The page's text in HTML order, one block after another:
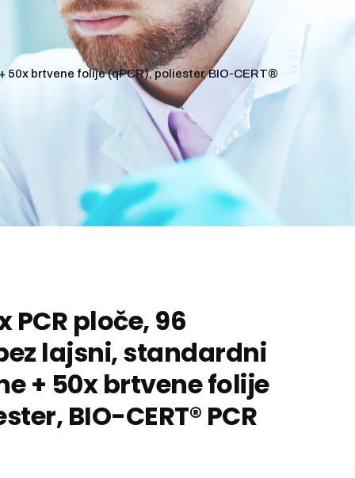
50x brtvene folije (qPCR), poliester, BIO-CERT®
PCR ploče, 96
lajsni, standardni
+ 50x brtvene folije
BIO-CERT® PCR